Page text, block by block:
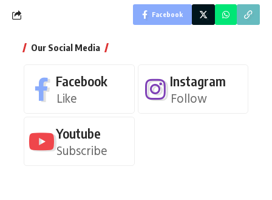
Facebook
Our Social Media
Facebook
Like
Instagram
Follow
Youtube
Subscribe